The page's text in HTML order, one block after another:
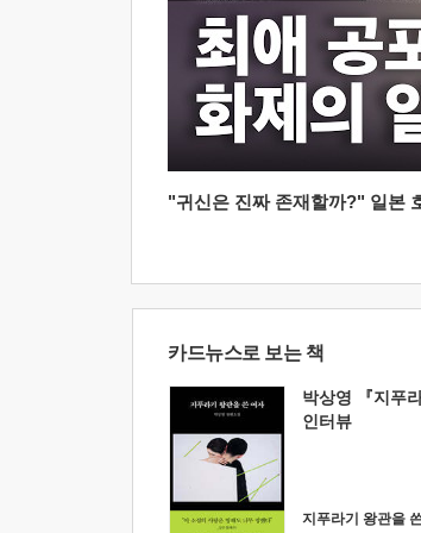
"귀신은 진짜 존재할까?" 일본
카드뉴스로 보는 책
박상영 『지푸
인터뷰
지푸라기 왕관을